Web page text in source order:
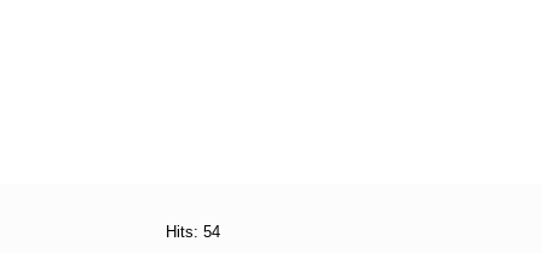
Hits: 54